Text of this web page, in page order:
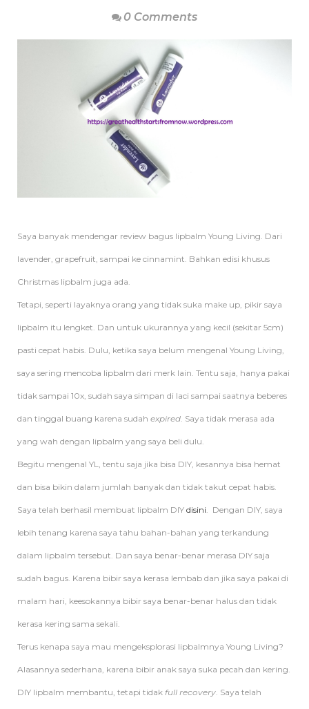
0 Comments
Saya banyak mendengar review bagus lipbalm Young Living. Dari
lavender, grapefruit, sampai ke cinnamint. Bahkan edisi khusus
Christmas lipbalm juga ada.
Tetapi, seperti layaknya orang yang tidak suka make up, pikir saya
lipbalm itu lengket. Dan untuk ukurannya yang kecil (sekitar 5cm)
pasti cepat habis. Dulu, ketika saya belum mengenal Young Living,
saya sering mencoba lipbalm dari merk lain. Tentu saja, hanya pakai
tidak sampai 10x, sudah saya simpan di laci sampai saatnya beberes
dan tinggal buang karena sudah expired. Saya tidak merasa ada
yang wah dengan lipbalm yang saya beli dulu.
Begitu mengenal YL, tentu saja jika bisa DIY, kesannya bisa hemat
dan bisa bikin dalam jumlah banyak dan tidak takut cepat habis.
Saya telah berhasil membuat lipbalm DIY disini. Dengan DIY, saya
lebih tenang karena saya tahu bahan-bahan yang terkandung
dalam lipbalm tersebut. Dan saya benar-benar merasa DIY saja
sudah bagus. Karena bibir saya kerasa lembab dan jika saya pakai di
malam hari, keesokannya bibir saya benar-benar halus dan tidak
kerasa kering sama sekali.
Terus kenapa saya mau mengeksplorasi lipbalmnya Young Living?
Alasannya sederhana, karena bibir anak saya suka pecah dan kering.
DIY lipbalm membantu, tetapi tidak full recovery. Saya telah